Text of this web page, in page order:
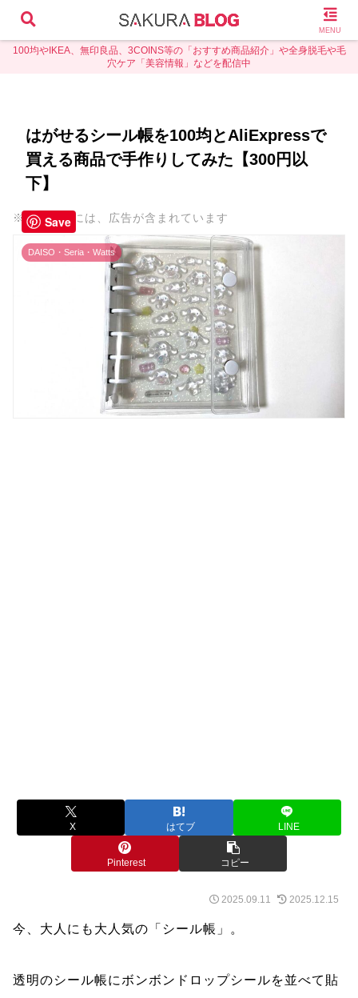
100均やIKEA、無印良品、3COINS等の「おすすめ商品紹介」や全身脱毛や毛
穴ケア「美容情報」などを配信中
はがせるシール帳を100均とAliExpressで
買える商品で手作りしてみた【300円以
下】
※本ページには、広告が含まれています
DAISO・Seria・Watts
X はてブ LINE
Pinterest コピー
2025.09.11 2025.12.15
今、大人にも大人気の「シール帳」。
透明のシール帳にボンボンドロップシールを並べて貼
MENU
Save